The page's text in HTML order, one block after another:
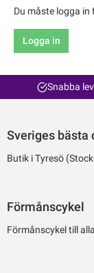
Du måste logga
Logga in
Snabba
Sveriges bästa
Butik i Tyresö
Förmånscykel
Förmånscykel till